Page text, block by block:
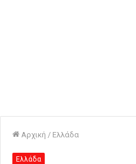
Αρχική / Ελλάδα
Ελλάδα